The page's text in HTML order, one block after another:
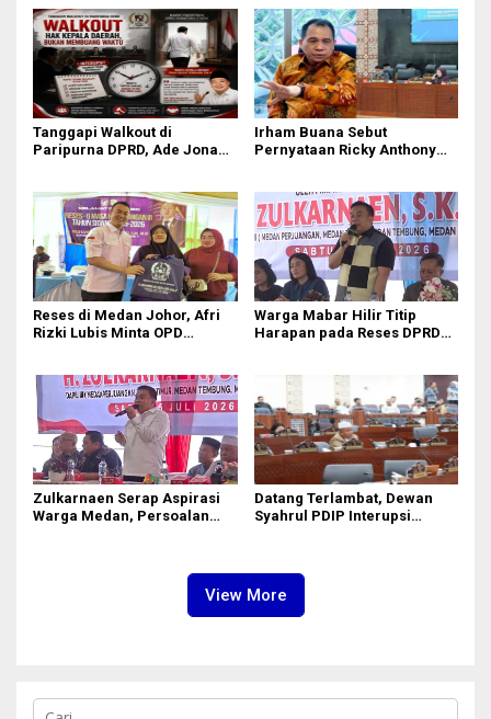
Tanggapi Walkout di
Paripurna DPRD, Ade Jona
Irham Buana Sebut
Pernyataan Ricky Anthony
Paripurna DPRD Sumut
Reses di Medan Johor, Afri
Rizki Lubis Minta OPD
Warga Mabar Hilir Titip
Harapan pada Reses DPRD
Layanan IKD
Zulkarnaen Serap Aspirasi
Warga Medan, Persoalan
Datang Terlambat, Dewan
Syahrul PDIP Interupsi
View More
C